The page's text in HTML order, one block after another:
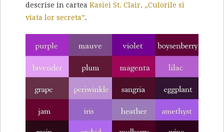
descrise in cartea Kasiei St. Clair, „Culorile si
viata lor secreta”.